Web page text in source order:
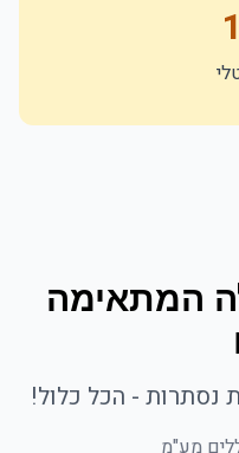
המתאימה
נסתרות - הכל כלול!
מע"מ